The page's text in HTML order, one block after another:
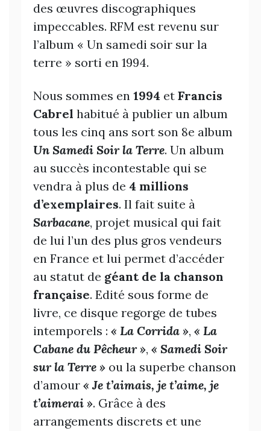
des œuvres discographiques
impeccables. RFM est revenu sur
l’album « Un samedi soir sur la
terre » sorti en 1994.
Nous sommes en 1994 et Francis
Cabrel habitué à publier un album
tous les cinq ans sort son 8e album
Un Samedi Soir la Terre. Un album
au succès incontestable qui se
vendra à plus de 4 millions
d’exemplaires. Il fait suite à
Sarbacane, projet musical qui fait
de lui l’un des plus gros vendeurs
en France et lui permet d’accéder
au statut de géant de la chanson
française. Edité sous forme de
livre, ce disque regorge de tubes
intemporels : « La Corrida », « La
Cabane du Pêcheur », « Samedi Soir
sur la Terre » ou la superbe chanson
d’amour « Je t’aimais, je t’aime, je
t’aimerai ». Grâce à des
arrangements discrets et une